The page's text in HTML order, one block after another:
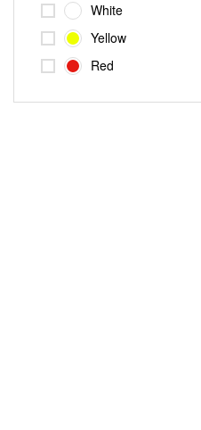
White
Yellow
Red